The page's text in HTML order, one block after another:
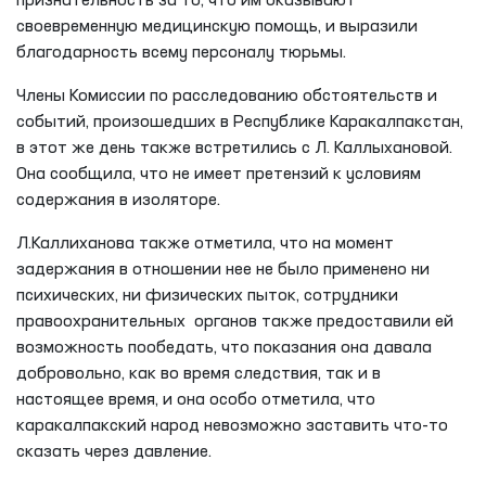
своевременную медицинскую помощь, и выразили
благодарность всему персоналу тюрьмы.
Члены Комиссии по расследованию обстоятельств и
событий, произошедших в Республике Каракалпакстан,
в этот же день также встретились с Л. Каллыхановой.
Она сообщила, что не имеет претензий к условиям
содержания в изоляторе.
Л.Каллиханова также отметила, что на момент
задержания в отношении нее не было применено ни
психических, ни физических пыток, сотрудники
правоохранительных органов также предоставили ей
возможность пообедать, что показания она давала
добровольно, как во время следствия, так и в
настоящее время, и она особо отметила, что
каракалпакский народ невозможно заставить что-то
сказать через давление.